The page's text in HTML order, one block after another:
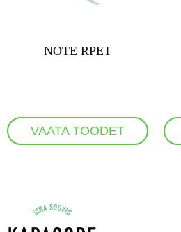
NOTE RPET
VAATA TOODET